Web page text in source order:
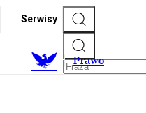
Serwisy
Prawo